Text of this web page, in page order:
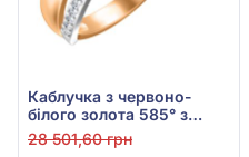
Каблучка з червоно-
білого золота 585° з
фіанітом/куб.цирконієм,
арт. 141079
28 501,60 грн